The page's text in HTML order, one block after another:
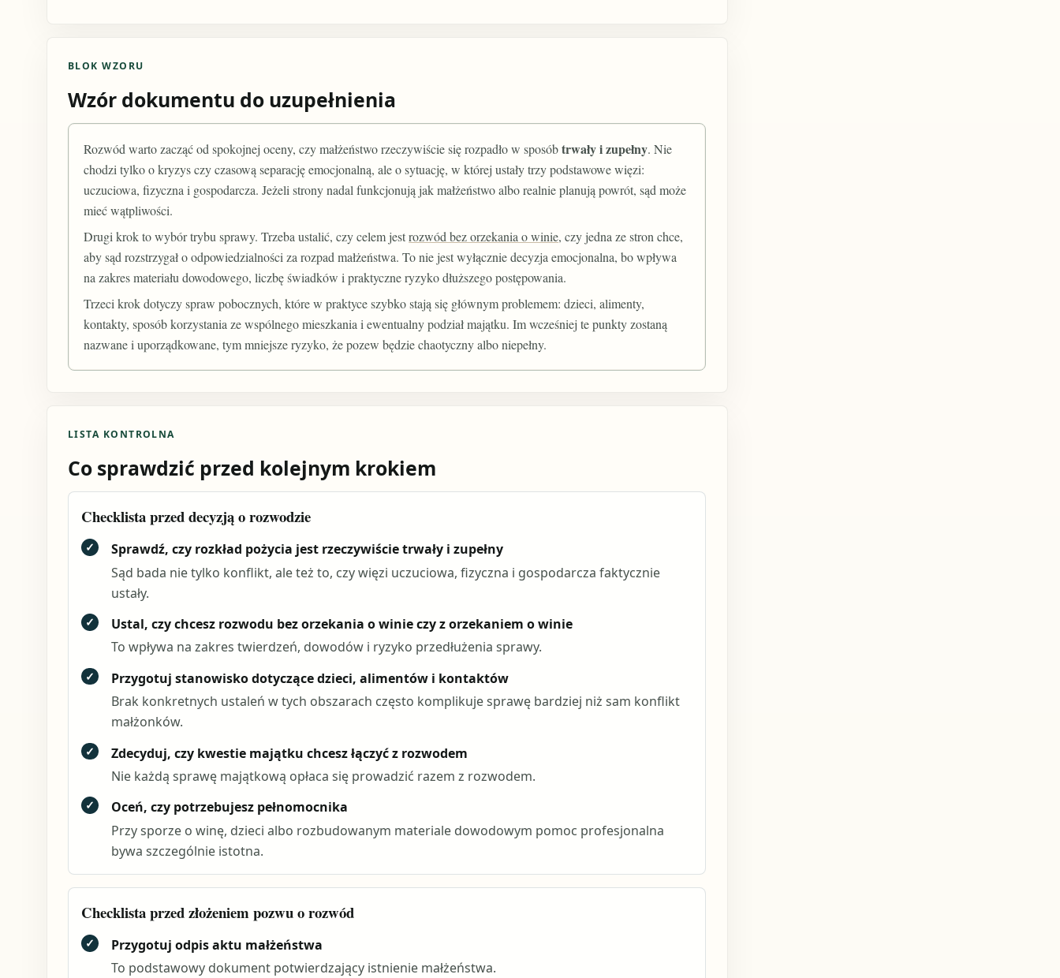
BLOK WZORU
Wzór dokumentu do uzupełnienia
Rozwód warto zacząć od spokojnej oceny, czy małżeństwo rzeczywiście się rozpadło w sposóbtrwały i zupełny. Nie
chodzi tylko o kryzys czy czasową separację emocjonalną, ale o sytuację, w której ustały trzy podstawowe więzi:
uczuciowa, fizyczna i gospodarcza. Jeżeli strony nadal funkcjonują jak małżeństwo albo realnie planują powrót, sąd może
mieć wątpliwości.
Drugi krok to wybór trybu sprawy. Trzeba ustalić, czy celem jestrozwód bez orzekania o winie, czy jedna ze stron chce,
aby sąd rozstrzygał o odpowiedzialności za rozpad małżeństwa. To nie jest wyłącznie decyzja emocjonalna, bo wpływa
na zakres materiału dowodowego, liczbę świadków i praktyczne ryzyko dłuższego postępowania.
Trzeci krok dotyczy spraw pobocznych, które w praktyce szybko stają się głównym problemem: dzieci, alimenty,
kontakty, sposób korzystania ze wspólnego mieszkania i ewentualny podział majątku. Im wcześniej te punkty zostaną
nazwane i uporządkowane, tym mniejsze ryzyko, że pozew będzie chaotyczny albo niepełny.
LISTA KONTROLNA
Co sprawdzić przed kolejnym krokiem
Checklista przed decyzją o rozwodzie
✓
Sprawdź, czy rozkład pożycia jest rzeczywiście trwały i zupełny
Sąd bada nie tylko konflikt, ale też to, czy więzi uczuciowa, fizyczna i gospodarcza faktycznie
ustały.
✓
Ustal, czy chcesz rozwodu bez orzekania o winie czy z orzekaniem o winie
To wpływa na zakres twierdzeń, dowodów i ryzyko przedłużenia sprawy.
✓
Przygotuj stanowisko dotyczące dzieci, alimentów i kontaktów
Brak konkretnych ustaleń w tych obszarach często komplikuje sprawę bardziej niż sam konflikt
małżonków.
✓
Zdecyduj, czy kwestie majątku chcesz łączyć z rozwodem
Nie każdą sprawę majątkową opłaca się prowadzić razem z rozwodem.
✓
Oceń, czy potrzebujesz pełnomocnika
Przy sporze o winę, dzieci albo rozbudowanym materiale dowodowym pomoc profesjonalna
bywa szczególnie istotna.
Checklista przed złożeniem pozwu o rozwód
✓
Przygotuj odpis aktu małżeństwa
To podstawowy dokument potwierdzający istnienie małżeństwa.